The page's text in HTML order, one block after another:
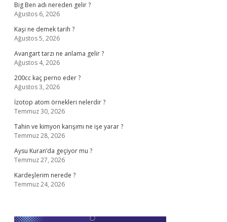
Big Ben adı nereden gelir ?
Ağustos 6, 2026
Kaşi ne demek tarih ?
Ağustos 5, 2026
Avangart tarzı ne anlama gelir ?
Ağustos 4, 2026
200cc kaç perno eder ?
Ağustos 3, 2026
İzotop atom örnekleri nelerdir ?
Temmuz 30, 2026
Tahin ve kimyon karışımı ne işe yarar ?
Temmuz 28, 2026
Aysu Kuran’da geçiyor mu ?
Temmuz 27, 2026
Kardeşlerim nerede ?
Temmuz 24, 2026